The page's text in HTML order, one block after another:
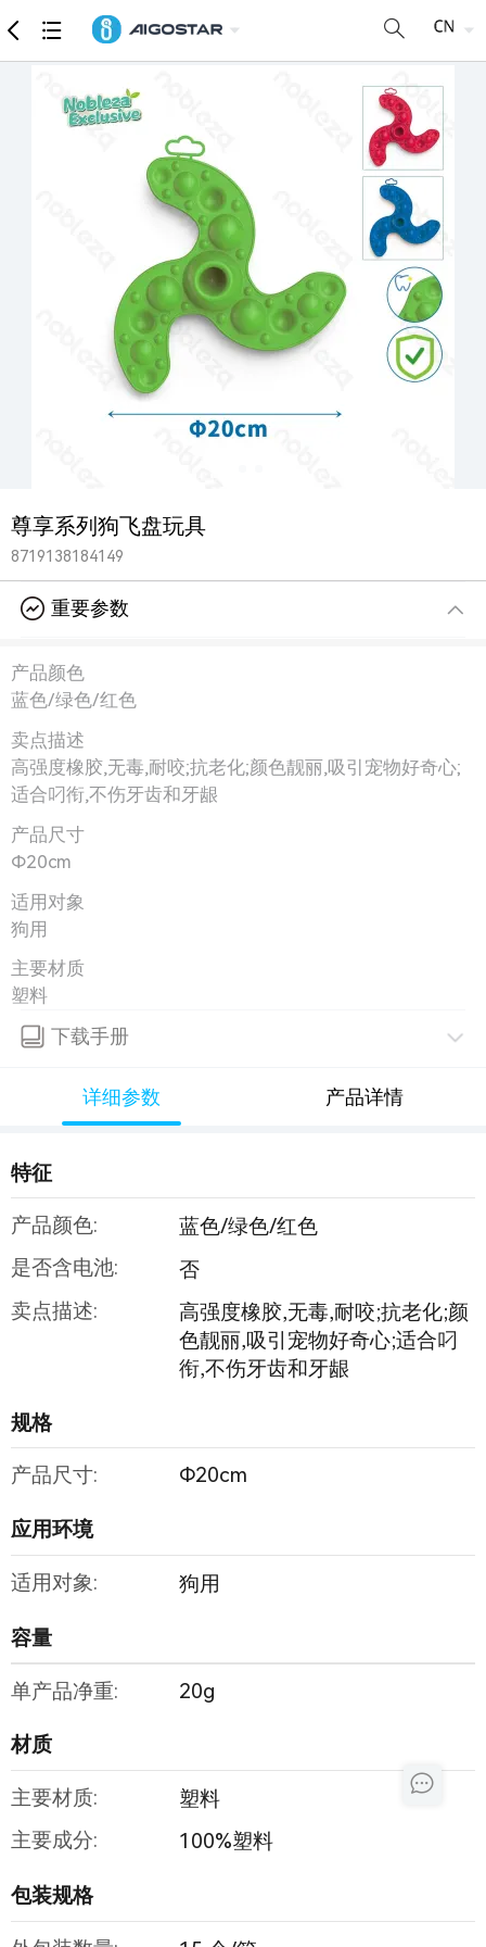
商品 详细参数
尊享系列狗飞盘玩具
8719138184149
重要参数
产品颜色
蓝色/绿色/红色
卖点描述
高强度橡胶,无毒,耐咬;抗老化;颜色靓丽,吸引宠物好奇心;
适合叼衔,不伤牙齿和牙龈
产品尺寸
Φ20cm
适用对象
狗用
主要材质
塑料
下载手册
详细参数 产品详情
特征
产品颜色:
蓝色/绿色/红色
是否含电池:
否
卖点描述:
高强度橡胶,无毒,耐咬;抗老化;颜
色靓丽,吸引宠物好奇心;适合叼
衔,不伤牙齿和牙龈
规格
产品尺寸: Φ20cm
应用环境
适用对象: 狗用
容量
单产品净重: 20g
材质
主要材质:
塑料
主要成分:
100%塑料
包装规格